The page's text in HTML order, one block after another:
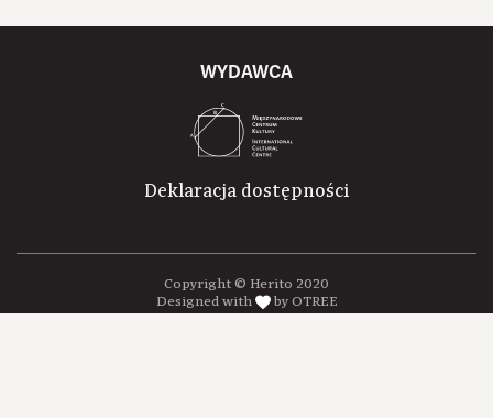
WYDAWCA
Deklaracja dostępności
Copyright © Herito 2020
Designed with
by OTREE